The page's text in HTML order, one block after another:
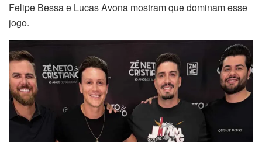
Felipe Bessa e Lucas Avona mostram que dominam esse
jogo.